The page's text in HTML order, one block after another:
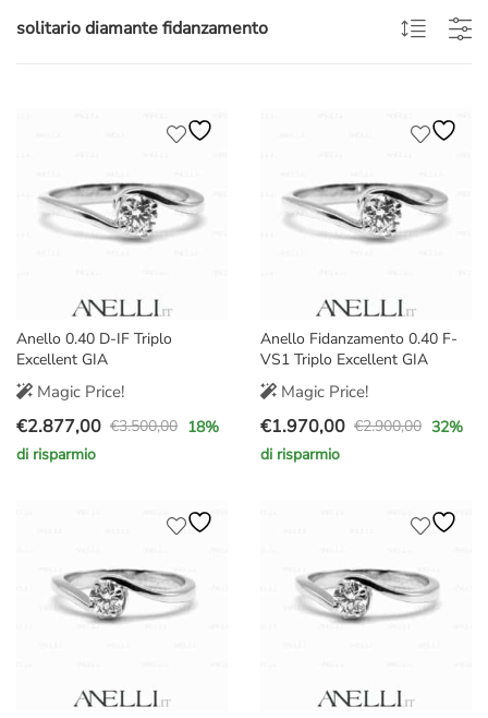
solitario diamante fidanzamento
Anello 0.40 D-IF Triplo
Excellent GIA
Magic Price!
€3.500,00
Il
prezzo
€2.877,00
Il
prezzo
18%
di risparmio
Anello Fidanzamento 0.40 F-
VS1 Triplo Excellent GIA
Magic Price!
€2.900,00
Il
prezzo
€1.970,00
Il
prezzo
32%
di risparmio